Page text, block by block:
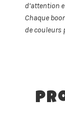
d’attention
Chaque
de couleurs